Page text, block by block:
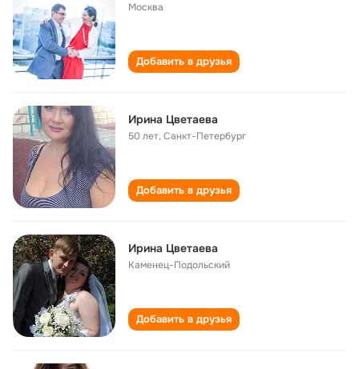
Москва
Добавить в друзья
Ирина Цветаева
50 лет,Санкт-Петербург
Добавить в друзья
Ирина Цветаева
Каменец-Подольский
Добавить в друзья